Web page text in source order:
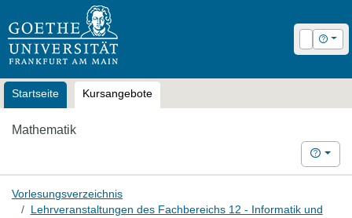
Login Hilfe
Startseite Kursangebote
Mathematik
Hilfe
Vorlesungsverzeichnis
Lehrveranstaltungen des Fachbereichs 12 - Informatik und